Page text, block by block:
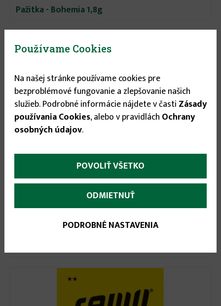
Pažitka - Bohemia 1,8g
Používame Cookies
Na našej stránke používame cookies pre
bezproblémové fungovanie a zlepšovanie našich
služieb. Podrobné informácie nájdete v časti Zásady
používania Cookies, alebo v pravidlách Ochrany
osobných údajov.
POVOLIŤ VŠETKO
ODMIETNUŤ
PODROBNÉ NASTAVENIA